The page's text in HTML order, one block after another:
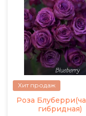
Хит продаж
Роза
гибридная)